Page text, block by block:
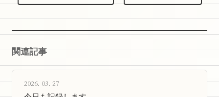
関連記事
2026. 03. 27